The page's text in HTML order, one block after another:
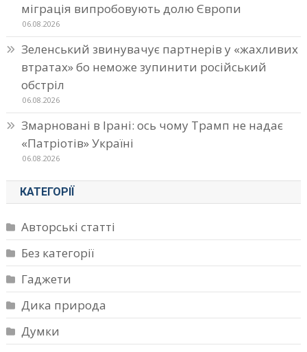
міграція випробовують долю Європи
06.08.2026
Зеленський звинувачує партнерів у «жахливих
втратах» бо неможе зупинити російський
обстріл
06.08.2026
Змарновані в Ірані: ось чому Трамп не надає
«Патріотів» Україні
06.08.2026
КАТЕГОРІЇ
Авторські статті
Без категорії
Гаджети
Дика природа
Думки